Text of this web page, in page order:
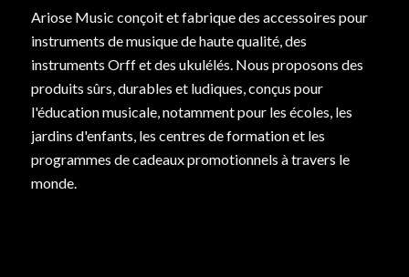
Ariose Music conçoit et fabrique des accessoires pour
instruments de musique de haute qualité, des
instruments Orff et des ukulélés. Nous proposons des
produits sûrs, durables et ludiques, conçus pour
l'éducation musicale, notamment pour les écoles, les
jardins d'enfants, les centres de formation et les
programmes de cadeaux promotionnels à travers le
monde.